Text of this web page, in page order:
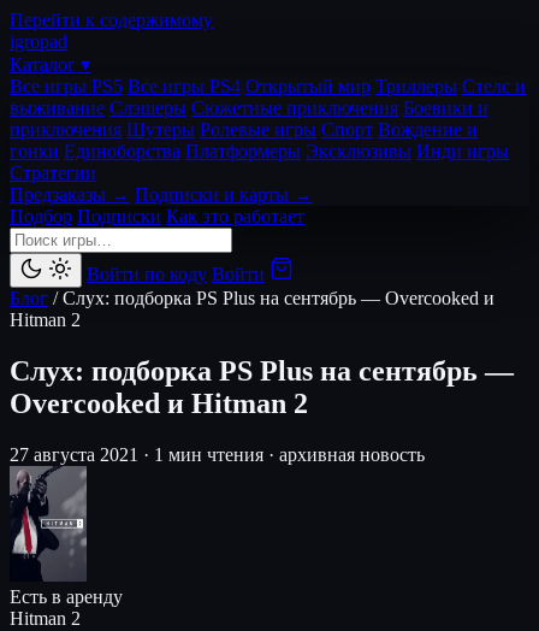
Перейти к содержимому
igropad
Каталог ▾
Все игры PS5 Все игры PS4 Открытый мир Триллеры Стелс и
выживание Слэшеры Сюжетные приключения Боевики и
приключения Шутеры Ролевые игры Спорт Вождение и
гонки Единоборства Платформеры Эксклюзивы Инди игры
Стратегии
Предзаказы → Подписки и карты →
Подбор Подписки Как это работает
Войти по коду Войти
Блог / Слух: подборка PS Plus на сентябрь — Overcooked и
Hitman 2
Слух: подборка PS Plus на сентябрь —
Overcooked и Hitman 2
27 августа 2021 · 1 мин чтения · архивная новость
Есть в аренду
Hitman 2